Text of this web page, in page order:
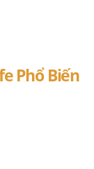
Phổ Biến